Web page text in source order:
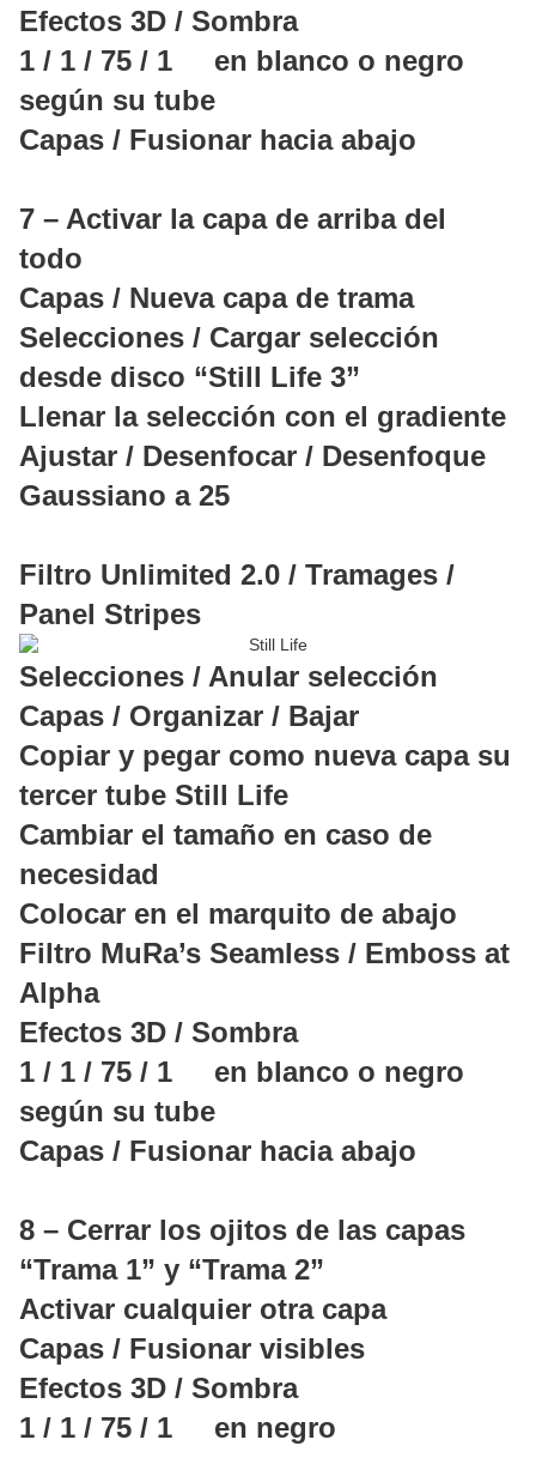
Efectos 3D / Sombra
1 / 1 / 75 / 1 en blanco o negro
según su tube
Capas / Fusionar hacia abajo
7 – Activar la capa de arriba del
todo
Capas / Nueva capa de trama
Selecciones / Cargar selección
desde disco “Still Life 3”
Llenar la selección con el gradiente
Ajustar / Desenfocar / Desenfoque
Gaussiano a 25
Filtro Unlimited 2.0 / Tramages /
Panel Stripes
Selecciones / Anular selección
Capas / Organizar / Bajar
Copiar y pegar como nueva capa su
tercer tube Still Life
Cambiar el tamaño en caso de
necesidad
Colocar en el marquito de abajo
Filtro MuRa’s Seamless / Emboss at
Alpha
Efectos 3D / Sombra
1 / 1 / 75 / 1 en blanco o negro
según su tube
Capas / Fusionar hacia abajo
8 – Cerrar los ojitos de las capas
“Trama 1” y “Trama 2”
Activar cualquier otra capa
Capas / Fusionar visibles
Efectos 3D / Sombra
1 / 1 / 75 / 1 en negro